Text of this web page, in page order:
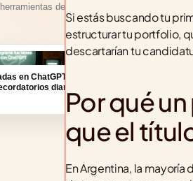
de IA a
en ChatGPT:
Si estás buscando tu
estructurar tu portfolio,
descartarían tu
Por qué
que el
En Argentina, la